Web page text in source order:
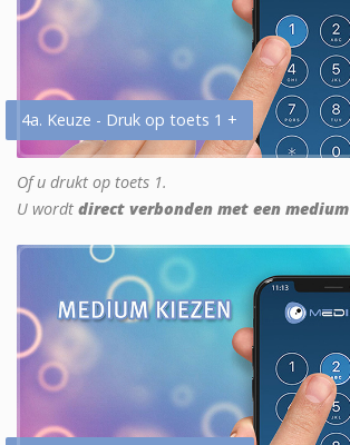
4a. Keuze - Druk op toets 1 +
Of u drukt op toets 1.
U wordt direct verbonden met een medium